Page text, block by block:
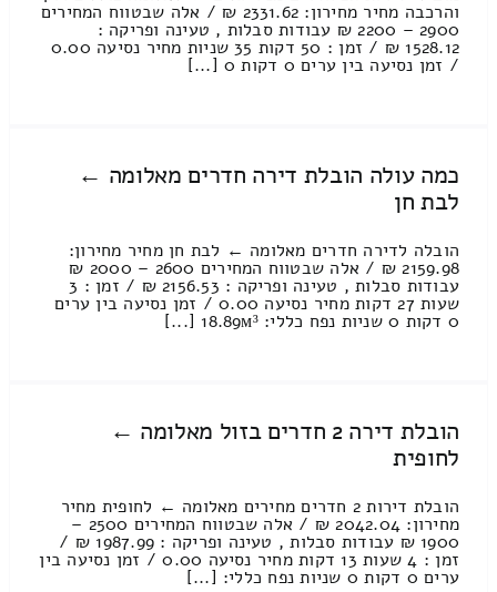
והרכבה מחיר מחירון: 2331.62 ₪ / אלה שבטווח המחירים
2900 – 2200 ₪ עבודות סבלות , טעינה ופריקה :
1528.12 ₪ / זמן : 50 דקות 35 שניות מחיר נסיעה 0.00
/ זמן נסיעה בין ערים 0 דקות 0 [...]
כמה עולה הובלת דירה חדרים מאלומה ←
לבת חן
הובלה לדירה חדרים מאלומה ← לבת חן מחיר מחירון:
2159.98 ₪ / אלה שבטווח המחירים 2600 – 2000 ₪
עבודות סבלות , טעינה ופריקה : 2156.53 ₪ / זמן : 3
שעות 27 דקות מחיר נסיעה 0.00 / זמן נסיעה בין ערים
0 דקות 0 שניות נפח כללי: 18.89м³ [...]
הובלת דירה 2 חדרים בזול מאלומה ←
לחופית
הובלת דירות 2 חדרים מחירים מאלומה ← לחופית מחיר
מחירון: 2042.04 ₪ / אלה שבטווח המחירים 2500 –
1900 ₪ עבודות סבלות , טעינה ופריקה : 1987.99 ₪ /
זמן : 4 שעות 13 דקות מחיר נסיעה 0.00 / זמן נסיעה בין
ערים 0 דקות 0 שניות נפח כללי: [...]